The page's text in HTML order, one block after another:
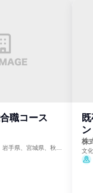
職コース
手県、宮城県、秋田
門
株
文
ミ